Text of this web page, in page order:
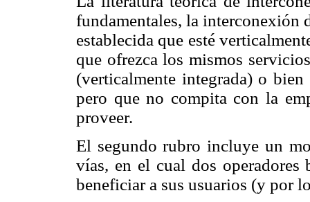
fundamentales, la interconexión
establecida que esté
que ofrezca los mismos
(verticalmente integrada) o bien
pero que no compita con la
proveer.
El segundo rubro incluye un
vías, en el cual dos operadores
beneficiar a sus usuarios (y por